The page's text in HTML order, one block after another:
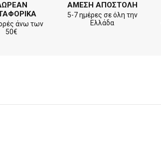
άνω των
50€
ΑΜΕΣΗ ΑΠΟΣΤΟΛΗ
5-7 ημέρες σε όλη την
Ελλάδα